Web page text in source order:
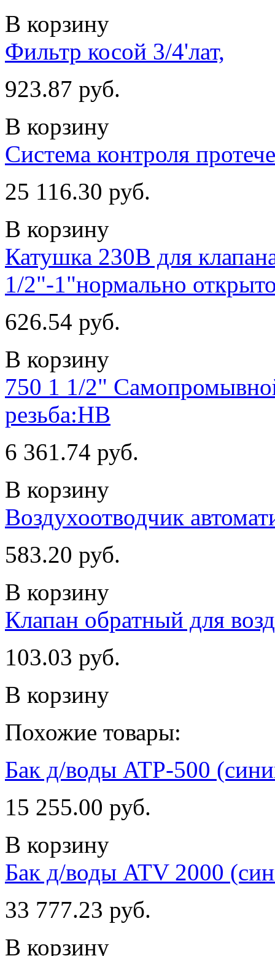
В корзину
Фильтр косой 3/4'лат,
923.87 руб.
В корзину
Система контроля
25 116.30 руб.
В корзину
Катушка 230В для
1/2"-1"нормально
626.54 руб.
В корзину
750 1 1/2"
резьба:НВ
6 361.74 руб.
В корзину
Воздухоотводчик
583.20 руб.
В корзину
Клапан обратный для
103.03 руб.
В корзину
Похожие товары:
Бак д/воды ATP-500
15 255.00 руб.
В корзину
Бак д/воды ATV 2000
33 777.23 руб.
В корзину